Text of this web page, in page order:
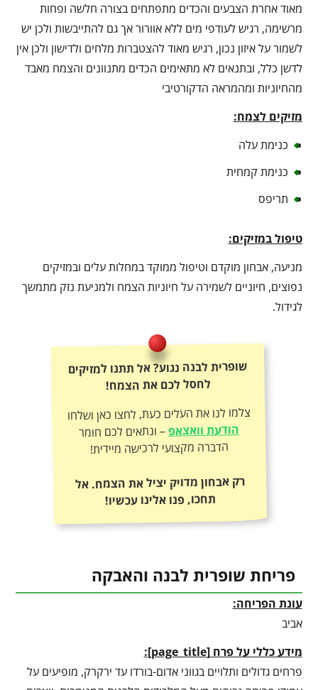
מאוד אחרת הצבעים והכדים מתפתחים בצורה חלשה ופחות
מרשימה, רגיש לעודפי מים ללא אוורור אך גם להתייבשות ולכן יש
לשמור על איזון נכון, רגיש מאוד להצטברות מלחים ולדישון ולכן אין
לדשן כלל, ובתנאים לא מתאימים הכדים מתנוונים והצמח מאבד
מהחיוניות ומהמראה הדקורטיבי
מזיקים לצמח:
כנימת עלה
כנימת קמחית
תריפס
טיפול במזיקים:
מניעה, אבחון מוקדם וטיפול ממוקד במחלות עלים ובמזיקים
נפוצים, חיוניים לשמירה על חיוניות הצמח ולמניעת נזק מתמשך
לגידול.
שופרית לבנה נגוע? אל תתנו למזיקים
לחסל לכם את הצמח!
צלמו לנו את העלים כעת, לחצו כאן ושלחו
הודעת וואצאפ– ונתאים לכם חומר
הדברה מקצועי לרכישה מיידית!
רק אבחון מדויק יציל את הצמח. אל
תחכו, פנו אלינו עכשיו!
פריחת שופרית לבנה והאבקה
עונת הפריחה:
אביב
מידע כללי על פרח[
page_title
]
:
פרחים גדולים ותלויים בגווני אדום-בורדו עד ירקרק, מופיעים על